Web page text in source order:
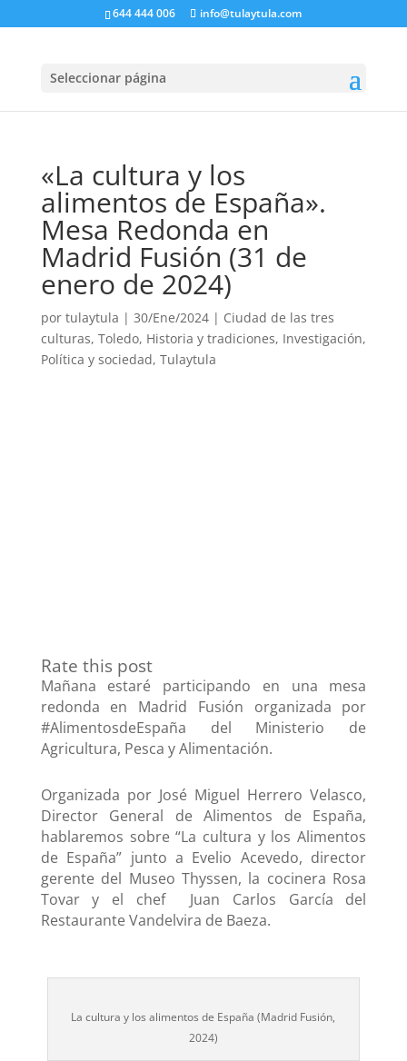
644 444 006 info@tulaytula.com
Seleccionar página
«La cultura y los
alimentos de España».
Mesa Redonda en
Madrid Fusión (31 de
enero de 2024)
por tulaytula | 30/Ene/2024| Ciudad de las tres
culturas, Toledo, Historia y tradiciones, Investigación,
Política y sociedad, Tulaytula
Rate this post
Mañana estaré participando en una mesa
redonda en Madrid Fusión organizada por
#AlimentosdeEspaña del Ministerio de
Agricultura, Pesca y Alimentación.
Organizada por José Miguel Herrero Velasco,
Director General de Alimentos de España,
hablaremos sobre “La cultura y los Alimentos
de España” junto a Evelio Acevedo, director
gerente del Museo Thyssen, la cocinera Rosa
Tovar y el chef Juan Carlos García del
Restaurante Vandelvira de Baeza.
La cultura y los alimentos de España (Madrid Fusión,
2024)